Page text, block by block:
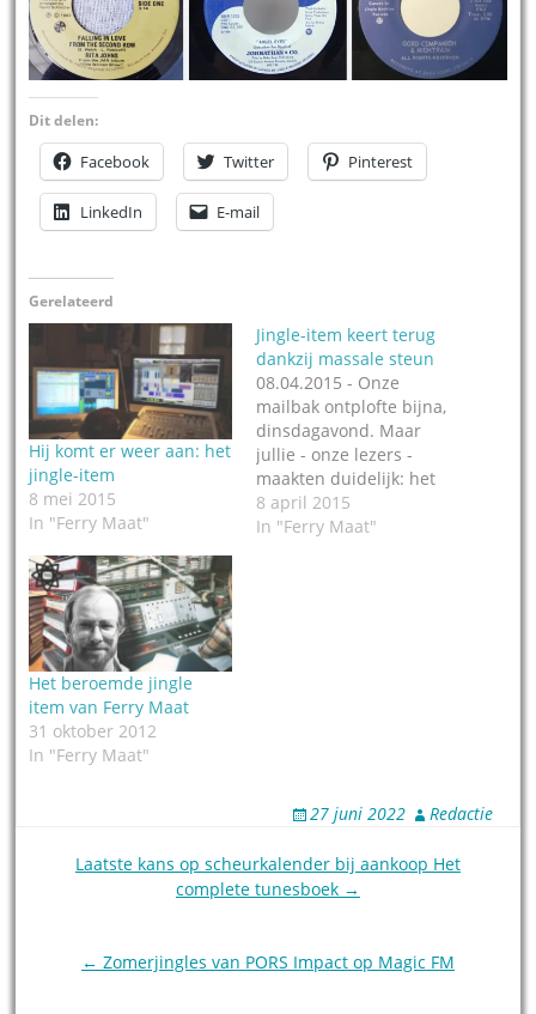
Dit delen:
Facebook Twitter Pinterest
LinkedIn E-mail
Gerelateerd
Hij komt er weer aan: het
jingle-item
8 mei 2015
In "Ferry Maat"
Jingle-item keert terug
dankzij massale steun
08.04.2015 - Onze
mailbak ontplofte bijna,
dinsdagavond. Maar
jullie - onze lezers -
maakten duidelijk: het
jingle-item moet terug in
de Soulshow van Ferry
8 april 2015
In "Ferry Maat"
Het beroemde jingle
item van Ferry Maat
31 oktober 2012
In "Ferry Maat"
27 juni 2022 Redactie
Laatste kans op scheurkalender bij aankoop Het
complete tunesboek →
← Zomerjingles van PORS Impact op Magic FM